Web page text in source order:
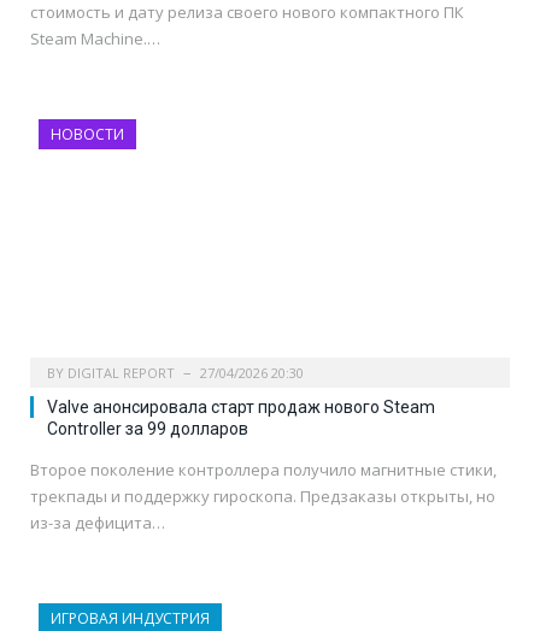
стоимость и дату релиза своего нового компактного ПК
Steam Machine.…
НОВОСТИ
BY DIGITAL REPORT 27/04/2026 20:30
Valve анонсировала старт продаж нового Steam
Controller за 99 долларов
Второе поколение контроллера получило магнитные стики,
трекпады и поддержку гироскопа. Предзаказы открыты, но
из-за дефицита…
ИГРОВАЯ ИНДУСТРИЯ